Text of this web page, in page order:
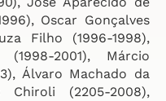
Oscar Gonçalves
Filho (1996-1998),
2001), Márcio
Álvaro Machado da
Chiroli (2205-2008),